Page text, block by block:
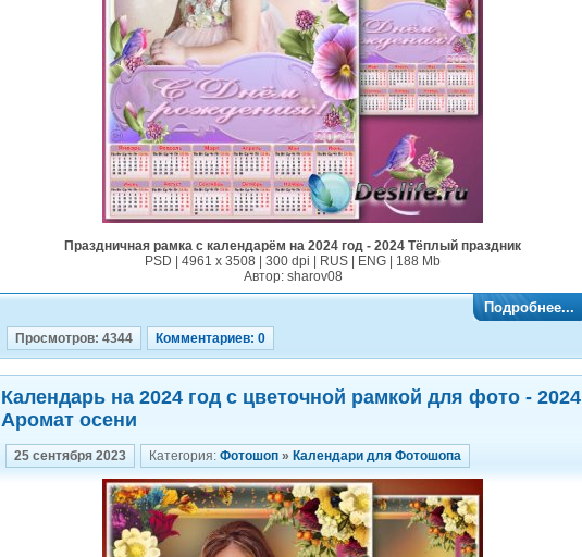
Праздничная рамка с календарём на 2024 год - 2024 Тёплый праздник
PSD | 4961 х 3508 | 300 dpi | RUS | ENG | 188 Mb
Автор: sharov08
Подробнее...
Просмотров: 4344 Комментариев: 0
Календарь на 2024 год с цветочной рамкой для фото - 2024
Аромат осени
25 сентября 2023 Категория: Фотошоп » Календари для Фотошопа